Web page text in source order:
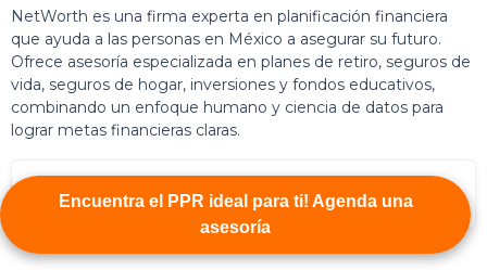
Encuentra el PPR ideal para ti! Agenda una
asesoría
NetWorth es una firma experta en planificación financiera
que ayuda a las personas en México a asegurar su futuro.
Ofrece asesoría especializada en planes de retiro, seguros de
vida, seguros de hogar, inversiones y fondos educativos,
combinando un enfoque humano y ciencia de datos para
lograr metas financieras claras.